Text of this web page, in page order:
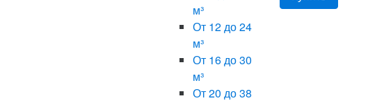
м³
От 12 до 24
м³
От 16 до 30
м³
От 20 до 38